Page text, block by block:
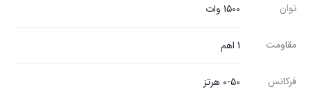
توان 1500 وات
مقاومت 1 اهم
فرکانس 0-50 هرتز